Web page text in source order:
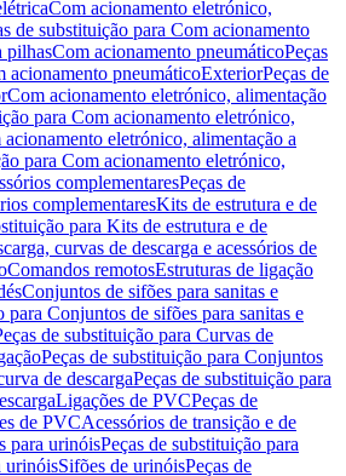
Com acionamento eletrónico,
de substituição para Com acionamento
pilhasCom acionamento pneumáticoPeças
acionamento pneumáticoExteriorPeças de
Com acionamento eletrónico, alimentação
para Com acionamento eletrónico,
acionamento eletrónico, alimentação a
para Com acionamento eletrónico,
complementaresPeças de
complementaresKits de estrutura e de
para Kits de estrutura e de
curvas de descarga e acessórios de
Comandos remotosEstruturas de ligação
Conjuntos de sifões para sanitas e
para Conjuntos de sifões para sanitas e
de substituição para Curvas de
Peças de substituição para Conjuntos
de descargaPeças de substituição para
Ligações de PVCPeças de
de PVCAcessórios de transição e de
para urinóisPeças de substituição para
urinóisSifões de urinóisPeças de